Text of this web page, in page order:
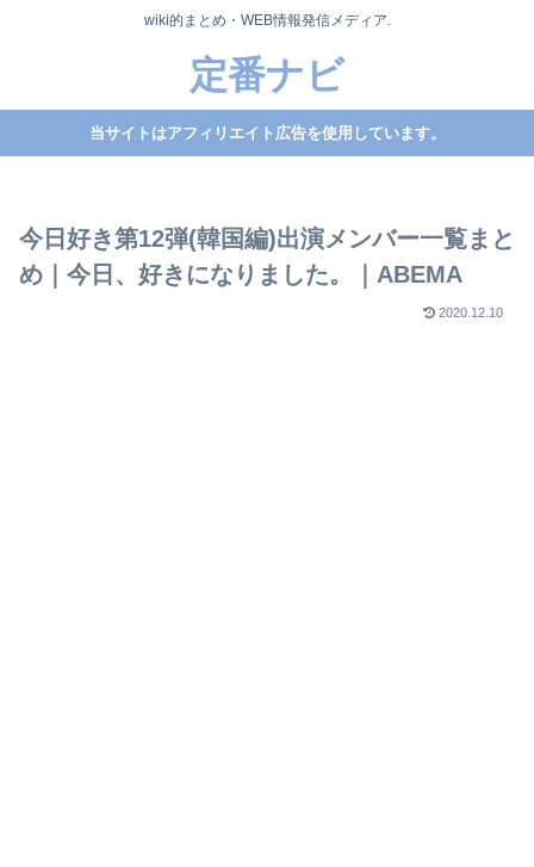
wiki的まとめ・WEB情報発信メディア.
定番ナビ
当サイトはアフィリエイト広告を使用しています。
今日好き第12弾(韓国編)出演メンバー一覧まと
め｜今日、好きになりました。｜ABEMA
2020.12.10